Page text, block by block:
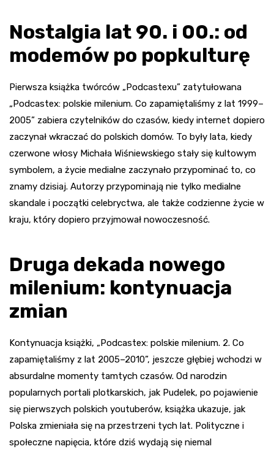
Nostalgia lat 90. i 00.: od
modemów po popkulturę
Pierwsza książka twórców „Podcastexu” zatytułowana
„Podcastex: polskie milenium. Co zapamiętaliśmy z lat 1999–
2005” zabiera czytelników do czasów, kiedy internet dopiero
zaczynał wkraczać do polskich domów. To były lata, kiedy
czerwone włosy Michała Wiśniewskiego stały się kultowym
symbolem, a życie medialne zaczynało przypominać to, co
znamy dzisiaj. Autorzy przypominają nie tylko medialne
skandale i początki celebryctwa, ale także codzienne życie w
kraju, który dopiero przyjmował nowoczesność.
Druga dekada nowego
milenium: kontynuacja
zmian
Kontynuacja książki, „Podcastex: polskie milenium. 2. Co
zapamiętaliśmy z lat 2005–2010”, jeszcze głębiej wchodzi w
absurdalne momenty tamtych czasów. Od narodzin
popularnych portali plotkarskich, jak Pudelek, po pojawienie
się pierwszych polskich youtuberów, książka ukazuje, jak
Polska zmieniała się na przestrzeni tych lat. Polityczne i
społeczne napięcia, które dziś wydają się niemal